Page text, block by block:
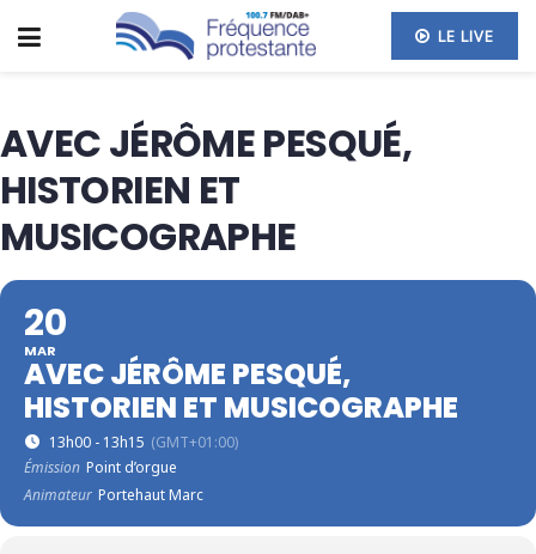
LE LIVE
AVEC JÉRÔME PESQUÉ,
HISTORIEN ET
MUSICOGRAPHE
20
MAR
AVEC JÉRÔME PESQUÉ,
HISTORIEN ET MUSICOGRAPHE
13h00 - 13h15 (GMT+01:00)
Émission Point d’orgue
Animateur Portehaut Marc